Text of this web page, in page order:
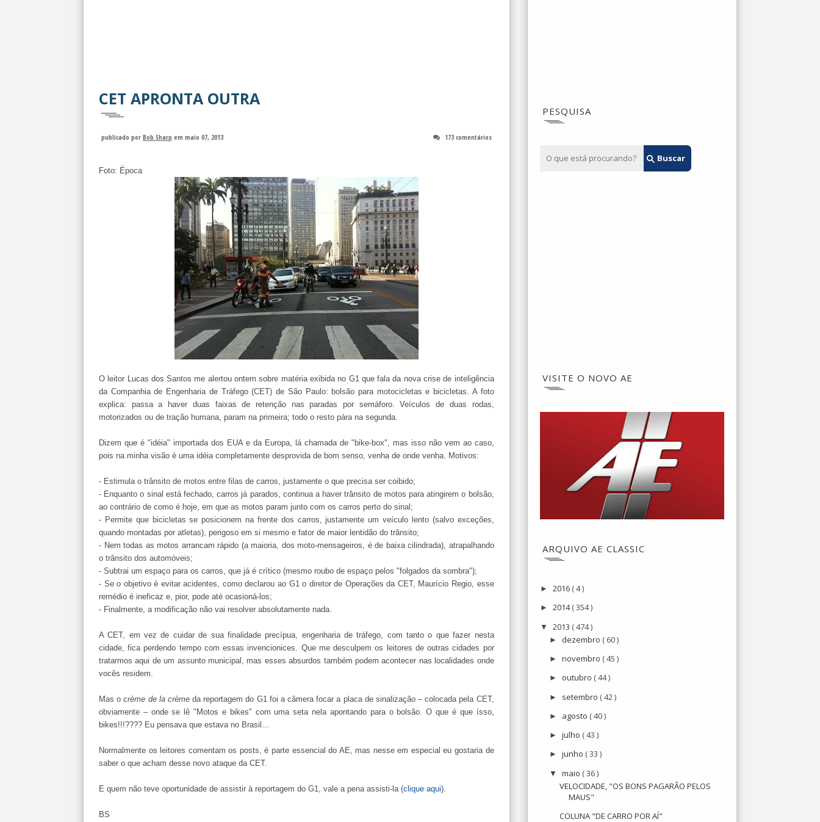
CET APRONTA OUTRA
publicado por Bob Sharp em maio 07, 2013 173 comentários
Foto: Época
O leitor Lucas dos Santos me alertou ontem sobre matéria exibida no G1 que fala da nova crise de inteligência
da Companhia de Engenharia de Tráfego (CET) de São Paulo: bolsão para motocicletas e bicicletas. A foto
explica: passa a haver duas faixas de retenção nas paradas por semáforo. Veículos de duas rodas,
motorizados ou de tração humana, param na primeira; todo o resto pára na segunda.
Dizem que é "idéia" importada dos EUA e da Europa, lá chamada de "bike-box", mas isso não vem ao caso,
pois na minha visão é uma idéia completamente desprovida de bom senso, venha de onde venha. Motivos:
- Estimula o trânsito de motos entre filas de carros, justamente o que precisa ser coibido;
- Enquanto o sinal está fechado, carros já parados, continua a haver trânsito de motos para atingirem o bolsão,
ao contrário de como é hoje, em que as motos param junto com os carros perto do sinal;
- Permite que bicicletas se posicionem na frente dos carros, justamente um veículo lento (salvo exceções,
quando montadas por atletas), perigoso em si mesmo e fator de maior lentidão do trânsito;
- Nem todas as motos arrancam rápido (a maioria, dos moto-mensageiros, é de baixa cilindrada), atrapalhando
o trânsito dos automóveis;
- Subtrai um espaço para os carros, que já é crítico (mesmo roubo de espaço pelos "folgados da sombra");
- Se o objetivo é evitar acidentes, como declarou ao G1 o diretor de Operações da CET, Maurício Regio, esse
remédio é ineficaz e, pior, pode até ocasioná-los;
- Finalmente, a modificação não vai resolver absolutamente nada.
A CET, em vez de cuidar de sua finalidade precípua, engenharia de tráfego, com tanto o que fazer nesta
cidade, fica perdendo tempo com essas invencionices. Que me desculpem os leitores de outras cidades por
tratarmos aqui de um assunto municipal, mas esses absurdos também podem acontecer nas localidades onde
vocês residem.
Mas ocrème de la crèmeda reportagem do G1 foi a câmera focar a placa de sinalização – colocada pela CET,
obviamente – onde se lê "Motos e bikes" com uma seta nela apontando para o bolsão. O que é que ísso,
bikes!!!???? Eu pensava que estava no Brasil...
Normalmente os leitores comentam os posts, é parte essencial do AE, mas nesse em especial eu gostaria de
saber o que acham desse novo ataque da CET.
E quem não teve oportunidade de assistir à reportagem do G1, vale a pena assisti-la (clique aqui).
BS
PESQUISA
VISITE O NOVO AE
ARQUIVO AE CLASSIC
► 2016 ( 4 )
► 2014( 354 )
▼ 2013 ( 474 )
► dezembro ( 60 )
►novembro ( 45 )
► outubro ( 44 )
► setembro ( 42 )
► agosto ( 40 )
►julho ( 43 )
►junho ( 33 )
▼maio ( 36 )
VELOCIDADE, "OS BONS PAGARÃO PELOS
MAUS"
COLUNA "DE CARRO POR AÍ"